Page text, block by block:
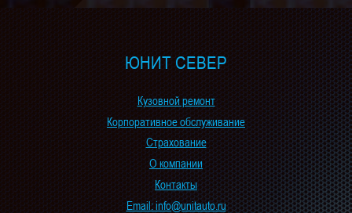
ЮНИТ СЕВЕР
Кузовной ремонт
Корпоративное обслуживание
Страхование
О компании
Контакты
Email: info@unitauto.ru